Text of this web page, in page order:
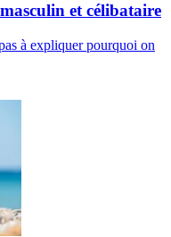
et célibataire
à expliquer pourquoi on